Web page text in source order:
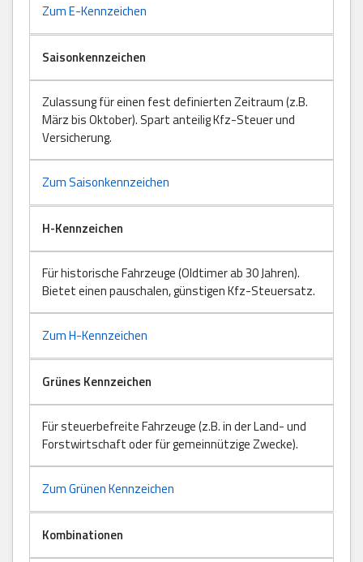
Zum E-Kennzeichen
Saisonkennzeichen
Zulassung für einen fest definierten Zeitraum (z.B.
März bis Oktober). Spart anteilig Kfz-Steuer und
Versicherung.
Zum Saisonkennzeichen
H-Kennzeichen
Für historische Fahrzeuge (Oldtimer ab 30 Jahren).
Bietet einen pauschalen, günstigen Kfz-Steuersatz.
Zum H-Kennzeichen
Grünes Kennzeichen
Für steuerbefreite Fahrzeuge (z.B. in der Land- und
Forstwirtschaft oder für gemeinnützige Zwecke).
Zum Grünen Kennzeichen
Kombinationen